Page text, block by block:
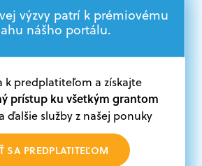
organizácie
dotácií na portáli Grantexpert.sk
z eurofondov, plánu obnovy a
výzvy patrí k prémiovému
nášho portálu.
k predplatiteľom a získajte
prístup ku všetkým grantom
ďalšie služby z našej ponuky
SA PREDPLATITEĽOM